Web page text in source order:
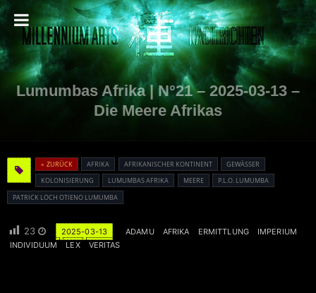
Lumumbas Afrika | N°21 – 2025-03-13 –
Die Meere Afrikas
« ZURÜCK AFRIKA AFRIKANISCHER KONTINENT
GEWÄSSER
KOLONISIERUNG
LUMUMBAS AFRIKA MEERE
P.L.O. LUMUMBA
PATRICK LOCH OTIENO LUMUMBA
23 2025-03-13 ADAMU AFRIKA ERMITTLUNG
IMPERIUM
INDIVIDUUM
LEX VERITAS